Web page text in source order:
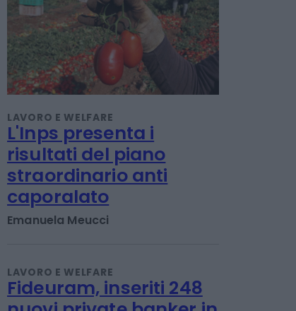
LAVORO E WELFARE
L'Inps presenta i
risultati del piano
Emanuela Meucci